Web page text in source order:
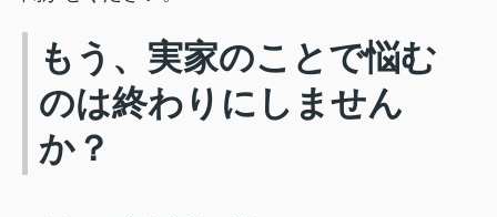
もう、実家のことで悩む
のは終わりにしません
か？